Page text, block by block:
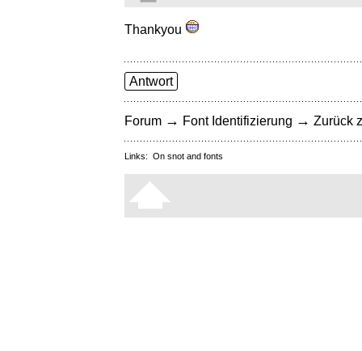
Thankyou
Antwort
Forum → Font Identifizierung → Zurück
Links: On snot and fonts